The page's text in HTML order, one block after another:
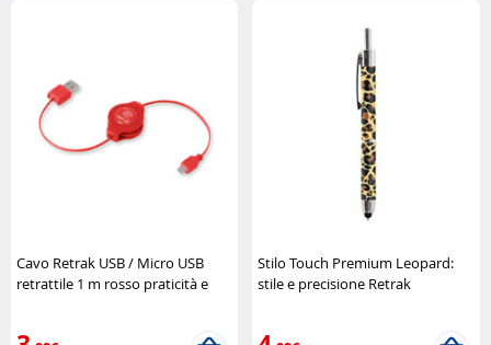
Cavo Retrak USB / Micro USB
retrattile 1 m rosso praticità e
Stilo Touch Premium Leopard:
stile e precisione Retrak